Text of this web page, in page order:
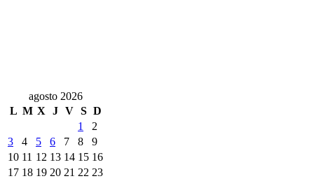
agosto 2026
L M X J V S D
1
2
3
4 5 6 7 8
9
10 11 12 13 14 15 16
17 18 19 20 21 22 23